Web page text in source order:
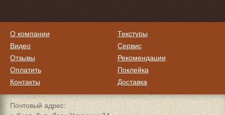
О компании
Видео
Отзывы
Оплатить
Контакты
Текстуры
Сервис
Рекомендации
Поклейка
Доставка
Почтовый адрес: